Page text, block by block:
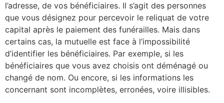
l’adresse, de vos bénéficiaires. Il s’agit des personnes
que vous désignez pour percevoir le reliquat de votre
capital après le paiement des funérailles. Mais dans
certains cas, la mutuelle est face à l’impossibilité
d’identifier les bénéficiaires. Par exemple, si les
bénéficiaires que vous avez choisis ont déménagé ou
changé de nom. Ou encore, si les informations les
concernant sont incomplètes, erronées, voire illisibles.